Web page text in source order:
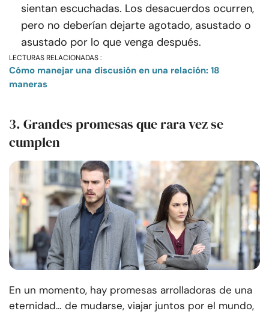
sientan escuchadas. Los desacuerdos ocurren,
pero no deberían dejarte agotado, asustado o
asustado por lo que venga después.
LECTURAS RELACIONADAS :
Cómo manejar una discusión en una relación: 18
maneras
3. Grandes promesas que rara vez se
cumplen
En un momento, hay promesas arrolladoras de una
eternidad… de mudarse, viajar juntos por el mundo,